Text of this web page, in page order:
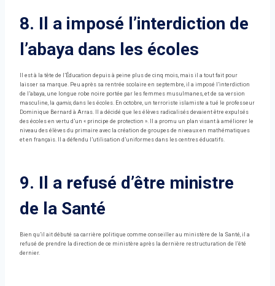
8. Il a imposé l’interdiction de
l’abaya dans les écoles
Il est à la tête de l’Éducation depuis à peine plus de cinq mois, mais il a tout fait pour
laisser sa marque. Peu après sa rentrée scolaire en septembre, il a imposé l’interdiction
de l’abaya, une longue robe noire portée par les femmes musulmanes, et de sa version
masculine, la qamis, dans les écoles. En octobre, un terroriste islamiste a tué le professeur
Dominique Bernard à Arras. Il a décidé que les élèves radicalisés devaient être expulsés
des écoles en vertu d’un « principe de protection ». Il a promu un plan visant à améliorer le
niveau des élèves du primaire avec la création de groupes de niveaux en mathématiques
et en français. Il a défendu l’utilisation d’uniformes dans les centres éducatifs.
9. Il a refusé d’être ministre
de la Santé
Bien qu’il ait débuté sa carrière politique comme conseiller au ministère de la Santé, il a
refusé de prendre la direction de ce ministère après la dernière restructuration de l’été
dernier.